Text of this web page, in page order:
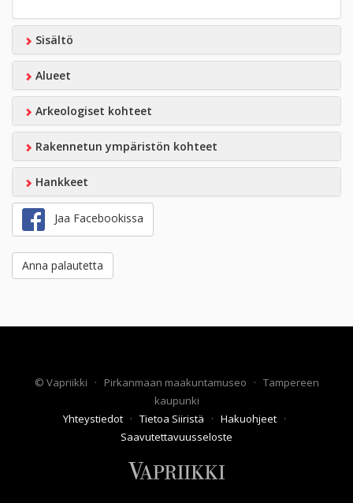
Sisältö
Alueet
Arkeologiset kohteet
Rakennetun ympäristön kohteet
Hankkeet
Jaa Facebookissa
Anna palautetta
© Vapriikki · Pirkanmaan maakuntamuseo · Tampereen
kaupunki
Yhteystiedot · Tietoa Siiristä · Hakuohjeet ·
Saavutettavuusseloste